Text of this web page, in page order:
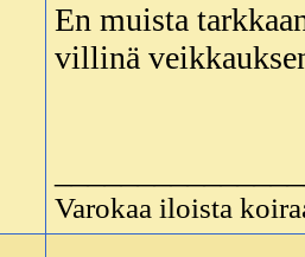
En muista
villinä
Varokaa iloista